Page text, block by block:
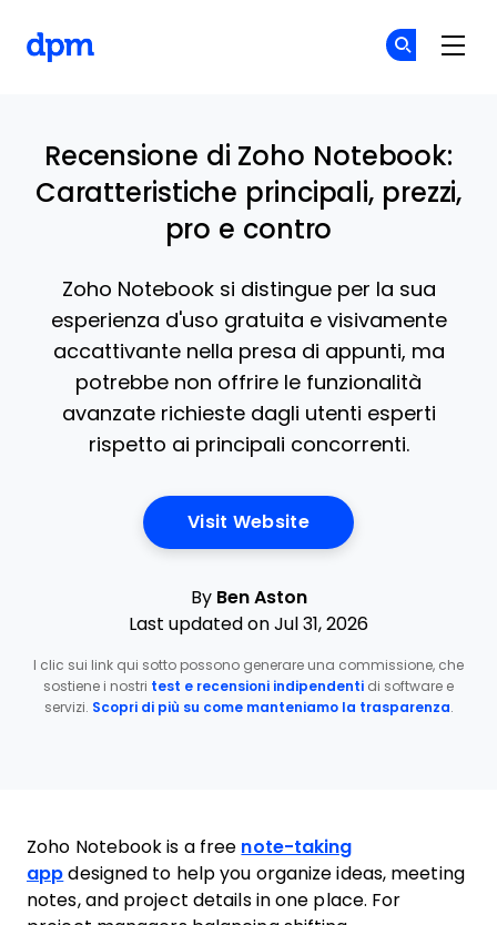
Recensione di Zoho Notebook:
Caratteristiche principali, prezzi,
pro e contro
Zoho Notebook si distingue per la sua
esperienza d'uso gratuita e visivamente
accattivante nella presa di appunti, ma
potrebbe non offrire le funzionalità
avanzate richieste dagli utenti esperti
rispetto ai principali concorrenti.
Visit WebsiteOpens New Window
By Ben Aston
Last updated on Jul 31, 2026
I clic sui link qui sotto possono generare una commissione, che
sostiene i nostri test e recensioni indipendenti di software e
servizi. Scopri di più su come manteniamo la trasparenza.
Zoho Notebook is a free note-taking
app designed to help you organize ideas, meeting
notes, and project details in one place. For